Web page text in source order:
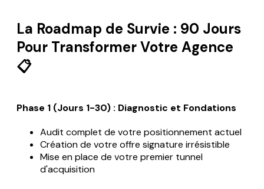
La Roadmap de Survie : 90 Jours
Pour Transformer Votre Agence
📋
Phase 1 (Jours 1-30) : Diagnostic et Fondations
Audit complet de votre positionnement actuel
Création de votre offre signature irrésistible
Mise en place de votre premier tunnel
d'acquisition